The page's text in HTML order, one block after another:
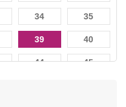
34 35
39 40
44 45